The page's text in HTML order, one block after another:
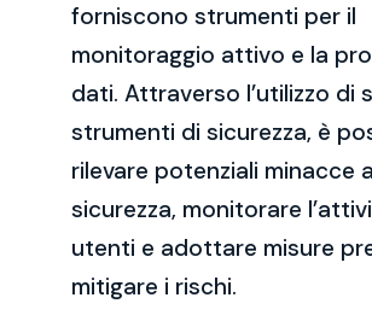
forniscono strumenti per il
monitoraggio attivo e la
dati. Attraverso l’utilizzo di
strumenti di sicurezza, è
rilevare potenziali minacce
sicurezza, monitorare
utenti e adottare misure
mitigare i rischi.